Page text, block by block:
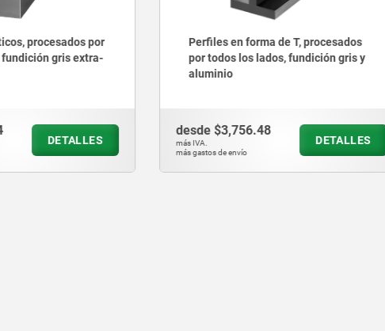
procesados por
gris extra-
DETALLES
Perfiles en forma de T, procesados
por todos los lados, fundición gris y
aluminio
desde $3,756.48
más IVA.
más gastos de envío
DETALLES